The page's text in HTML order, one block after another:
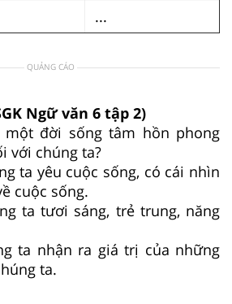
...
QUẢNG CÁO
Ngữ văn 6 tập 2)
một đời sống tâm hồn phong
với chúng ta?
ta yêu cuộc sống, có cái nhìn
cuộc sống.
ta tươi sáng, trẻ trung, năng
ta nhận ra giá trị của những
ta.